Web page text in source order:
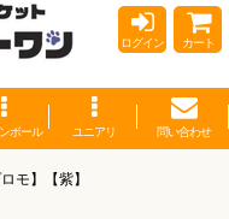
ログイン カート
ボール ユニアリ 問い合わせ
モ】【紫】